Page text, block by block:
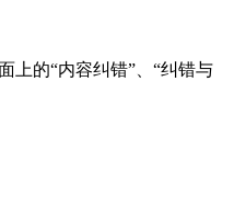
上的“内容纠错”、“纠错与